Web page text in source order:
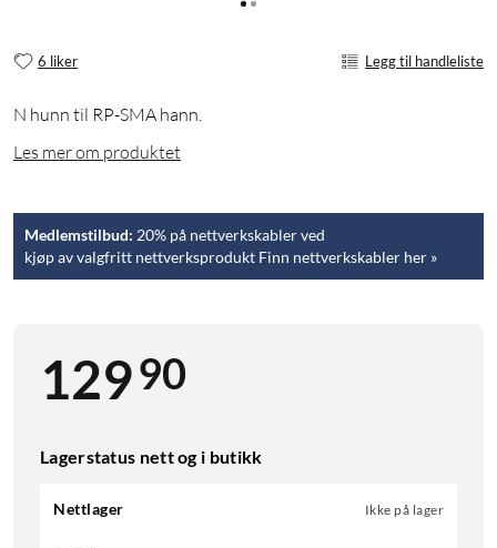
6 liker Legg til handleliste
N hunn til RP-SMA hann.
Les mer om produktet
Medlemstilbud: 20% på nettverkskabler ved
kjøp av valgfritt nettverksprodukt Finn nettverkskabler her »
12990
Lagerstatus nett og i butikk
Nettlager Ikke på lager